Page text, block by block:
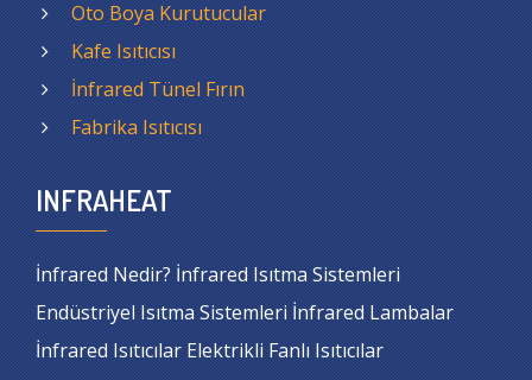
Oto Boya Kurutucular
Kafe Isıtıcısı
İnfrared Tünel Fırın
Fabrika Isıtıcısı
INFRAHEAT
İnfrared Nedir? İnfrared Isıtma Sistemleri
Endüstriyel Isıtma Sistemleri İnfrared Lambalar
İnfrared Isıtıcılar Elektrikli Fanlı Isıtıcılar